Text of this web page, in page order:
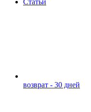
Статьи
возврат - 30 дней